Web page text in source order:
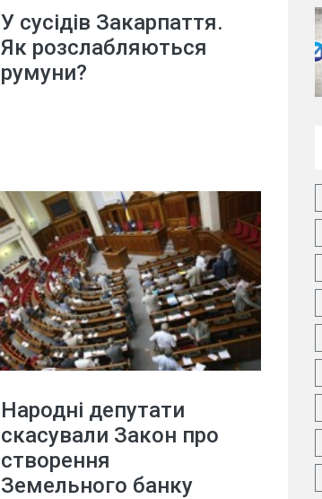
У сусідів Закарпаття.
Як розслабляються
румуни?
Народні депутати
скасували Закон про
створення
Земельного банку